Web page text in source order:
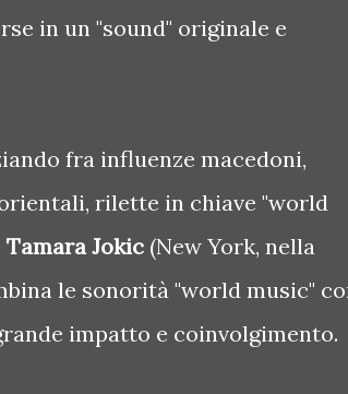
in un "sound" originale e
fra influenze macedoni,
rilette in chiave "world
Tamara Jokic (New York, nella
le sonorità "world music"
impatto e coinvolgimento.